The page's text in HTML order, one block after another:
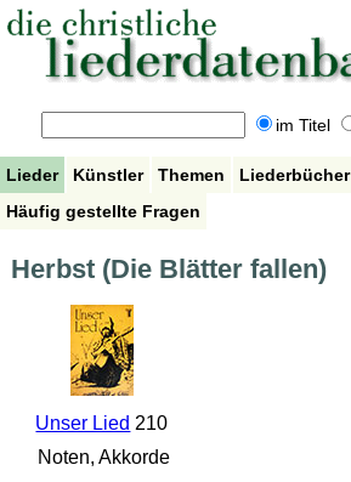
im Titel
Lieder Künstler Themen Liederbücher
Häufig gestellte Fragen
Herbst (Die Blätter fallen)
Unser Lied 210
Noten, Akkorde